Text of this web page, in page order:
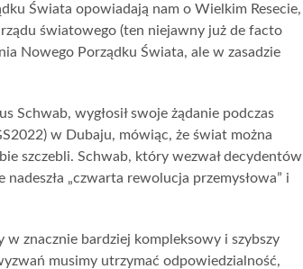
Świata opowiadają nam o Wielkim Resecie,
światowego (ten niejawny już de facto
Nowego Porządku Świata, ale w zasadzie
Schwab, wygłosił swoje żądanie podczas
w Dubaju, mówiąc, że świat można
szczebli. Schwab, który wezwał decydentów
„czwarta rewolucja przemysłowa” i
w znacznie bardziej kompleksowy i szybszy
musimy utrzymać odpowiedzialność,